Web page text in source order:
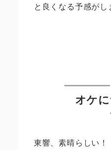
と良くなる予感がし
オケ
東響、素晴らしい